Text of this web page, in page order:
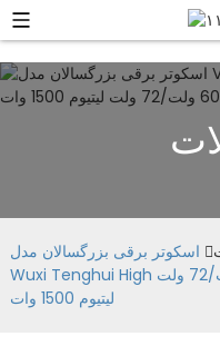
اسکوتر برقی بزرگسالان مدل VSP EEC مدل
Wuxi Tenghui High با ظرفیت 60 کیلومتر در ساعت، 60 ولت/72 ولت
لیتیوم 1500 وات